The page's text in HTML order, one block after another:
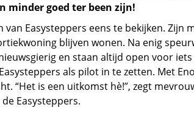
minder goed ter been zijn!
Easysteppers eens te bekijken. Zijn
blijven wonen. Na enig
en staan altijd open voor
als pilot in te zetten. Met
“Het is een uitkomst hè!”, zegt
Easysteppers.